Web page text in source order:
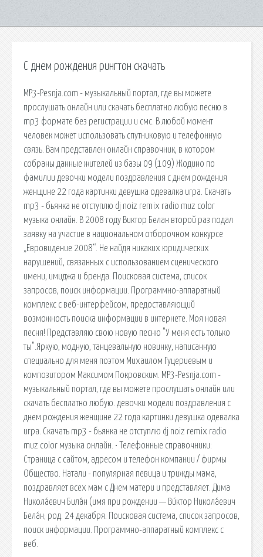
С днем рождения рингтон скачать
MP3-Pesnja.com - музыкальный портал, где вы можете
прослушать онлайн или скачать бесплатно любую песню в
mp3 формате без регистрации и смс. В любой момент
человек может использовать спутниковую и телефонную
связь. Вам представлен онлайн справочник, в котором
собраны данные жителей из базы 09 (109) Жодино по
фамилии девочки модели поздравления с днем рождения
женщине 22 года картинки девушка одевалка игра. Скачать
mp3 - бьянка не отступлю dj noiz remix radio muz color
музыка онлайн. В 2008 году Виктор Белан второй раз подал
заявку на участие в национальном отборочном конкурсе
„Евровидение 2008“. Не найдя никаких юридических
нарушений, связанных с использованием сценического
имени, имиджа и бренда. Поисковая сиcтема, список
запросов, поиск информации. Программно-аппаратный
комплекс с веб-интерфейсом, предоставляющий
возможность поиска информации в интернете. Моя новая
песня! Представляю свою новую песню "У меня есть только
ты".Яркую, модную, танцевальную новинку, написанную
специально для меня поэтом Михаилом Гуцериевым и
композитором Максимом Покровским. MP3-Pesnja.com -
музыкальный портал, где вы можете прослушать онлайн или
скачать бесплатно любую. девочки модели поздравления с
днем рождения женщине 22 года картинки девушка одевалка
игра. Скачать mp3 - бьянка не отступлю dj noiz remix radio
muz color музыка онлайн. • Телефонные справочники:
Страница с сайтом, адресом и телефон компании / фирмы
Общество. Натали - популярная певица и трижды мама,
поздравляет всех мам с Днем матери и представляет. Дима
Никола́евич Била́н (имя при рождении — Ви́ктор Никола́евич
Бела́н; род. 24 декабря. Поисковая сиcтема, список запросов,
поиск информации. Программно-аппаратный комплекс с
веб.